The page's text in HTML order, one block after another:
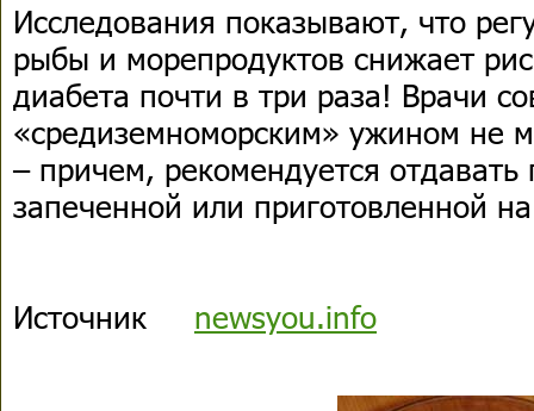
Исследования показывают, что
рыбы и морепродуктов снижает
диабета почти в три раза! Врачи
«средиземноморским» ужином не
– причем, рекомендуется
запеченной или приготовленной
Источник newsyou.info